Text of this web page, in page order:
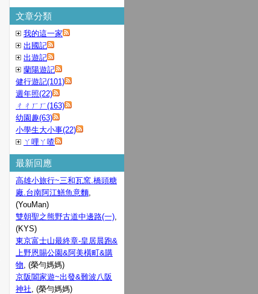
文章分類
我的這一家
出國記
出遊記
蘭陽遊記
健行遊記(101)
週年照(22)
ㄔㄔㄏㄏ(163)
幼園趣(63)
小學生大小事(22)
ㄚ哩ㄚ喳
最新回應
高雄小旅行~三和瓦窯.橋頭糖
廠.台南阿江鱔魚意麵,
(YouMan)
雙朝聖之熊野古道中邊路(一),
(KYS)
東京富士山最終章-皇居晨跑&
上野恩賜公園&阿美橫町&購
物, (榮勻媽媽)
京阪闔家遊~出發&難波八阪
神社, (榮勻媽媽)